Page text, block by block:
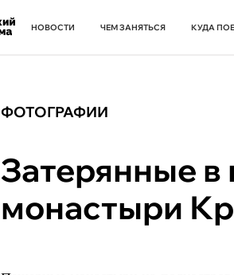
НОВОСТИ ЧЕМ ЗАНЯТЬСЯ КУДА
ФОТОГРАФИИ
Затерянные
монастыри